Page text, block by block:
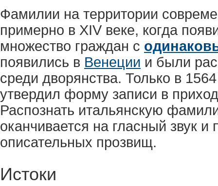
Фамилии на территории
примерно в XIV веке, когда
множество граждан с
появились в Венеции и были
среди дворянства. Только в
утвердил форму записи в
Распознать итальянскую
оканчивается на гласный звук
описательных прозвищ.
Истоки